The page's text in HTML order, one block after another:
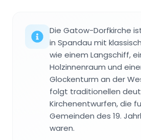
Die Gatow-Dorfkirche
in Spandau mit
wie einem Langschiff,
Holzinnenraum und
Glockenturm an der
folgt traditionellen
Kirchenentwurfen, die
Gemeinden des 19.
waren.